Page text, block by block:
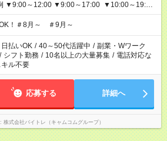
▼9:00～12:00 ▼9:00～17:00 ▼10:00～19:00
！＃8月～ ＃9月～
日払いOK / 40～50代活躍中 / 副業・Wワーク
/ シフト勤務 / 10名以上の大量募集 / 電話対応な
ル不要
応募する 詳細へ
株式会社バイトレ（キャムコムグループ）